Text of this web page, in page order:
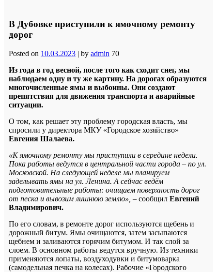
В Дубовке приступили к ямочному ремонту
дорог
Posted on 10.03.2023 | by admin 70
Из года в год весной, после того как сходит снег, мы
наблюдаем одну и ту же картину. На дорогах образуются
многочисленные ямы и выбоины. Они создают
препятствия для движения транспорта и аварийные
ситуации.
О том, как решает эту проблему городская власть, мы
спросили у директора МКУ «Городское хозяйство»
Евгения Шалаева.
«К ямочному ремонту мы приступили в середине недели.
Пока работы ведутся в центральной части города – по ул.
Московской. На следующей неделе мы планируем
заделывать ямы на ул. Ленина. А сейчас ведём
подготовительные работы: очищаем поверхность дорог
от песка и вывозим лишнюю землю», – сообщил Евгений
Владимирович.
По его словам, в ремонте дорог используются щебень и
дорожный битум. Ямы очищаются, затем засыпаются
щебнем и заливаются горячим битумом. И так слой за
слоем. В основном работы ведутся вручную. Из техники
применяются лопаты, воздуходувки и битумоварка
(самодельная печка на колесах). Рабочие «Городского